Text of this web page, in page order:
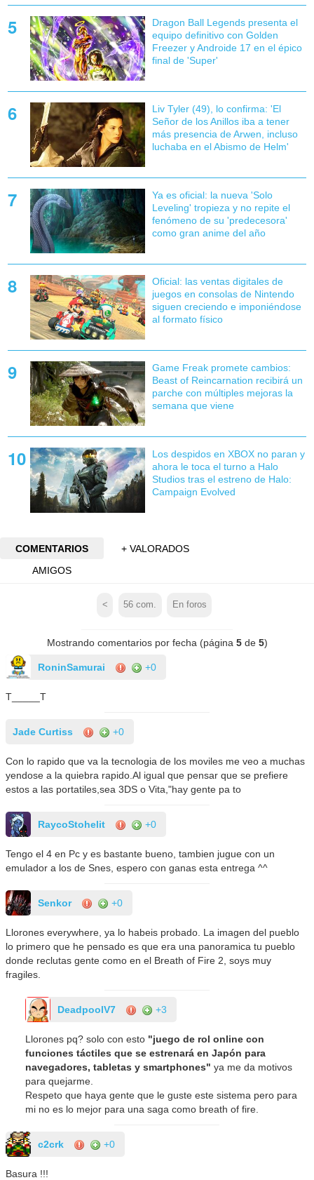
Dragon Ball Legends presenta el
equipo definitivo con Golden
Freezer y Androide 17 en el épico
final de 'Super'
Liv Tyler (49), lo confirma: 'El
Señor de los Anillos iba a tener
más presencia de Arwen, incluso
luchaba en el Abismo de Helm'
Ya es oficial: la nueva 'Solo
Leveling' tropieza y no repite el
fenómeno de su 'predecesora'
como gran anime del año
Oficial: las ventas digitales de
juegos en consolas de Nintendo
siguen creciendo e imponiéndose
al formato físico
Game Freak promete cambios:
Beast of Reincarnation recibirá un
parche con múltiples mejoras la
semana que viene
Los despidos en XBOX no paran y
ahora le toca el turno a Halo
Studios tras el estreno de Halo:
Campaign Evolved
COMENTARIOS
+ VALORADOS
AMIGOS
< 56 com. En foros
Mostrando comentarios por fecha (página 5de 5)
RoninSamurai +0
T_____T
Jade Curtiss +0
Con lo rapido que va la tecnologia de los moviles me veo a muchas
yendose a la quiebra rapido.Al igual que pensar que se prefiere
estos a las portatiles,sea 3DS o Vita,"hay gente pa to
RaycoStohelit +0
Tengo el 4 en Pc y es bastante bueno, tambien jugue con un
emulador a los de Snes, espero con ganas esta entrega ^^
Senkor +0
Llorones everywhere, ya lo habeis probado. La imagen del pueblo
lo primero que he pensado es que era una panoramica tu pueblo
donde reclutas gente como en el Breath of Fire 2, soys muy
fragiles.
DeadpoolV7 +3
Llorones pq? solo con esto "juego de rol online con
funciones táctiles que se estrenará en Japón para
navegadores, tabletas y smartphones" ya me da motivos
para quejarme.
Respeto que haya gente que le guste este sistema pero para
mi no es lo mejor para una saga como breath of fire.
c2crk +0
Basura !!!